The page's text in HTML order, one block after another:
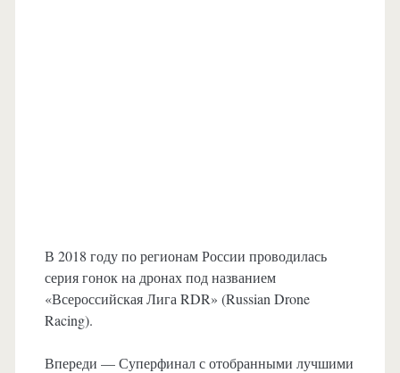
В 2018 году по регионам России проводилась
серия гонок на дронах под названием
«Всероссийская Лига RDR» (Russian Drone
Racing).
Впереди — Суперфинал с отобранными лучшими